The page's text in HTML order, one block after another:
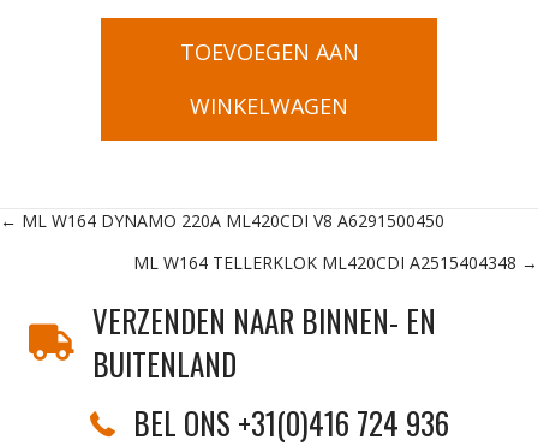
TOEVOEGEN AAN
WINKELWAGEN
Posts
navigation
← ML W164 DYNAMO 220A ML420CDI V8 A6291500450
ML W164 TELLERKLOK ML420CDI A2515404348 →
VERZENDEN NAAR BINNEN- EN
BUITENLAND
BEL ONS +31(0)416 724 936